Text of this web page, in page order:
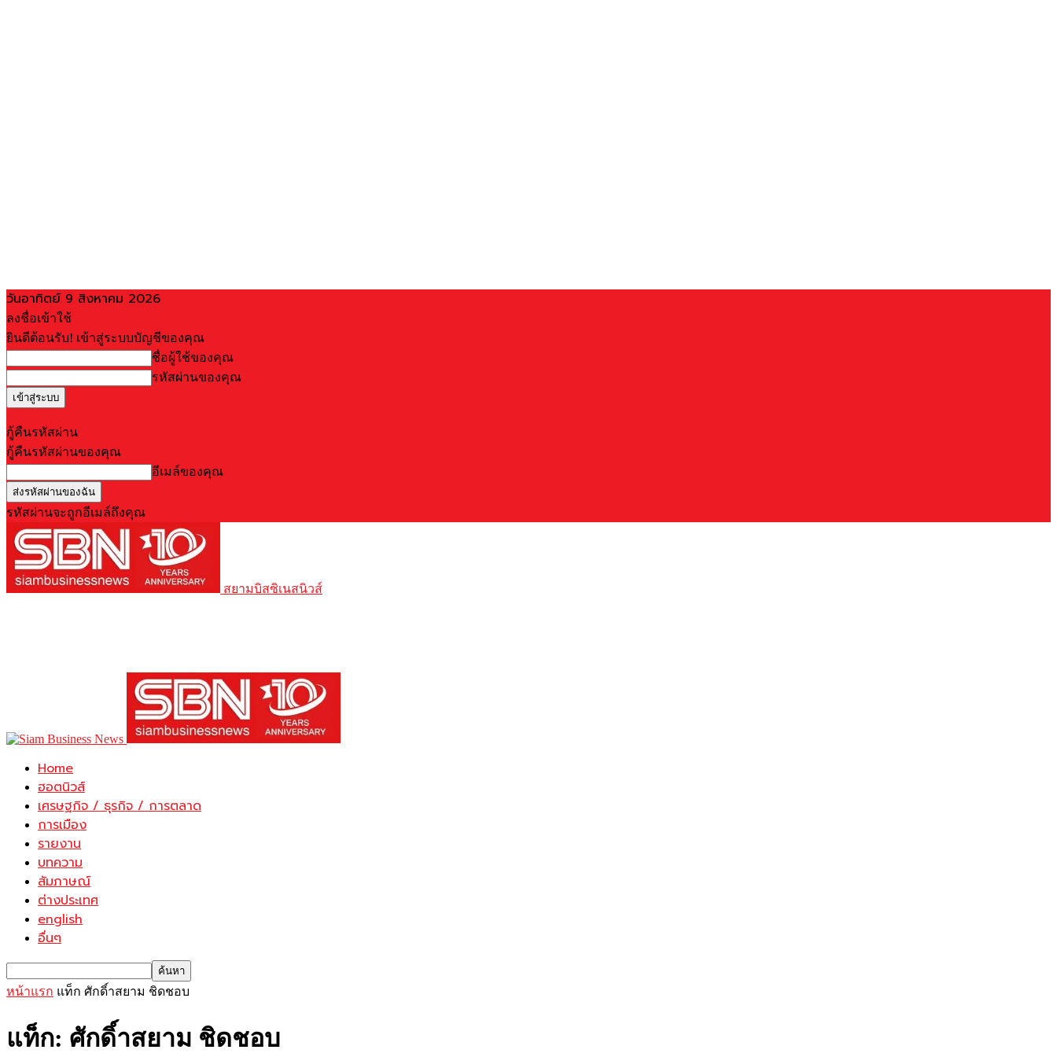
วันอาทิตย์ 9 สิงหาคม 2026
ลงชื่อเข้าใช้
ยินดีต้อนรับ! เข้าสู่ระบบบัญชีของคุณ
ชื่อผู้ใช้ของคุณ
รหัสผ่านของคุณ
กู้คืนรหัสผ่าน
กู้คืนรหัสผ่านของคุณ
อีเมล์ของคุณ
รหัสผ่านจะถูกอีเมล์ถึงคุณ
สยามบิสซิเนสนิวส์
Home
ฮอตนิวส์
เศรษฐกิจ / ธุรกิจ / การตลาด
การเมือง
รายงาน
บทความ
สัมภาษณ์
ต่างประเทศ
english
อื่นๆ
หน้าแรก แท็ก ศักดิ์าสยาม ชิดชอบ
แท็ก: ศักดิ์าสยาม ชิดชอบ